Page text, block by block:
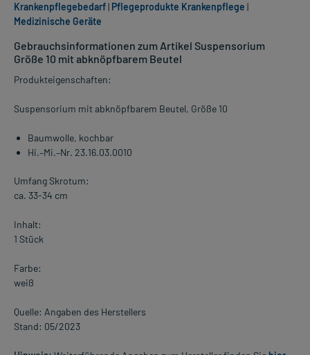
Gebrauchsinformationen zum Artikel Suspensorium
Größe 10 mit abknöpfbarem Beutel
Produkteigenschaften:
Suspensorium mit abknöpfbarem Beutel, Größe 10
Baumwolle, kochbar
Hi.–Mi.–Nr. 23.16.03.0010
Umfang Skrotum:
ca. 33-34 cm
Inhalt:
1 Stück
Farbe:
weiß
Quelle: Angaben des Herstellers
Stand: 05/2023
Krankenpflegebedarf| Pflegeprodukte Krankenpflege |
Medizinische Geräte